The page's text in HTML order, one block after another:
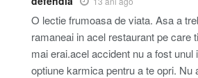
O lectie frumoasa de viata. Asa a
ramaneai in acel restaurant pe care
mai erai.acel accident nu a fost unul
optiune karmica pentru a te opri. Nu